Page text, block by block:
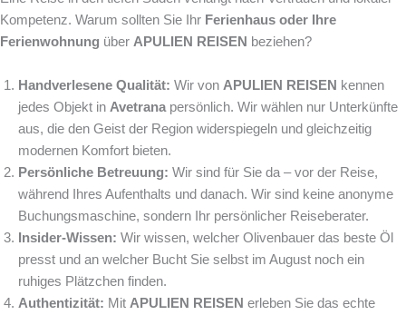
Kompetenz. Warum sollten Sie Ihr Ferienhaus oder Ihre
Ferienwohnung über APULIEN REISEN beziehen?
Handverlesene Qualität: Wir von APULIEN REISEN kennen
jedes Objekt in Avetrana persönlich. Wir wählen nur Unterkünfte
aus, die den Geist der Region widerspiegeln und gleichzeitig
modernen Komfort bieten.
Persönliche Betreuung: Wir sind für Sie da – vor der Reise,
während Ihres Aufenthalts und danach. Wir sind keine anonyme
Buchungsmaschine, sondern Ihr persönlicher Reiseberater.
Insider-Wissen: Wir wissen, welcher Olivenbauer das beste Öl
presst und an welcher Bucht Sie selbst im August noch ein
ruhiges Plätzchen finden.
Authentizität: Mit APULIEN REISEN erleben Sie das echte